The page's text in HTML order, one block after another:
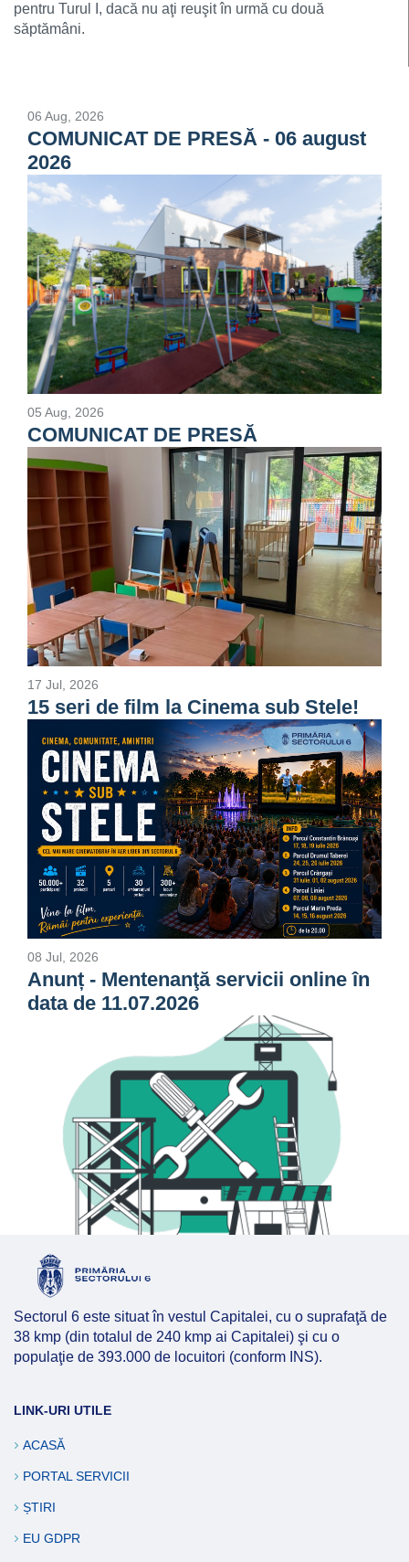
pentru Turul I, dacă nu aţi reuşit în urmă cu două
săptămâni.
06 Aug, 2026
COMUNICAT DE PRESĂ - 06 august
2026
05 Aug, 2026
COMUNICAT DE PRESĂ
17 Jul, 2026
15 seri de film la Cinema sub Stele!
08 Jul, 2026
Anunț - Mentenanţă servicii online în
data de 11.07.2026
Sectorul 6 este situat în vestul Capitalei, cu o suprafaţă de
38 kmp (din totalul de 240 kmp ai Capitalei) şi cu o
populaţie de 393.000 de locuitori (conform INS).
LINK-URI UTILE
ACASĂ
PORTAL SERVICII
ȘTIRI
EU GDPR